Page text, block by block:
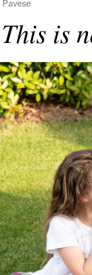
This is